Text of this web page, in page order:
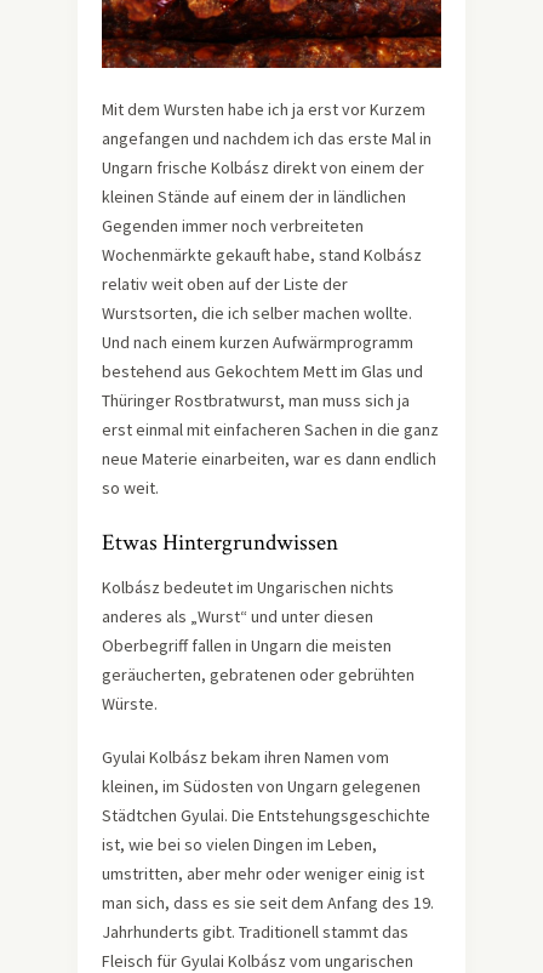
Mit dem Wursten habe ich ja erst vor Kurzem
angefangen und nachdem ich das erste Mal in
Ungarn frische Kolbász direkt von einem der
kleinen Stände auf einem der in ländlichen
Gegenden immer noch verbreiteten
Wochenmärkte gekauft habe, stand Kolbász
relativ weit oben auf der Liste der
Wurstsorten, die ich selber machen wollte.
Und nach einem kurzen Aufwärmprogramm
bestehend aus Gekochtem Mett im Glas und
Thüringer Rostbratwurst, man muss sich ja
erst einmal mit einfacheren Sachen in die ganz
neue Materie einarbeiten, war es dann endlich
so weit.
Etwas Hintergrundwissen
Kolbász bedeutet im Ungarischen nichts
anderes als „Wurst“ und unter diesen
Oberbegriff fallen in Ungarn die meisten
geräucherten, gebratenen oder gebrühten
Würste.
Gyulai Kolbász bekam ihren Namen vom
kleinen, im Südosten von Ungarn gelegenen
Städtchen Gyulai. Die Entstehungsgeschichte
ist, wie bei so vielen Dingen im Leben,
umstritten, aber mehr oder weniger einig ist
man sich, dass es sie seit dem Anfang des 19.
Jahrhunderts gibt. Traditionell stammt das
Fleisch für Gyulai Kolbász vom ungarischen